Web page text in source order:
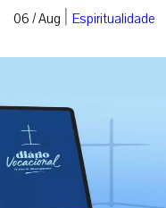
06 / Aug | Espiritualidade